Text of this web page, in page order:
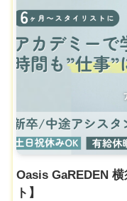
Oasis GaREDEN
ト】